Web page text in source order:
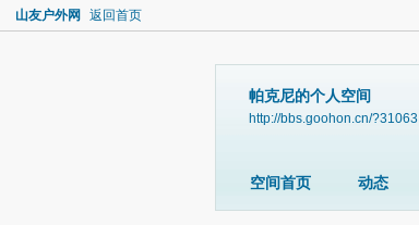
山友户外网 返回首页
帕克尼的个人空间
http://bbs.goohon.cn/?31063
空间首页 动态